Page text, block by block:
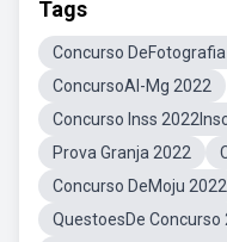
Tags
Concurso
ConcursoAl-Mg 2022
Concurso Inss
Prova Granja 2022
Concurso DeMoju 2022
QuestoesDe Concurso